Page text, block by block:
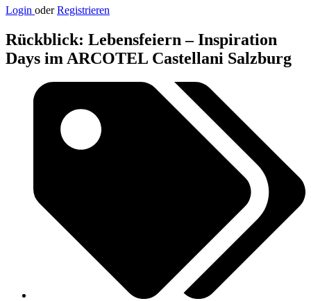
Login oder Registrieren
Rückblick: Lebensfeiern – Inspiration
Days im ARCOTEL Castellani Salzburg